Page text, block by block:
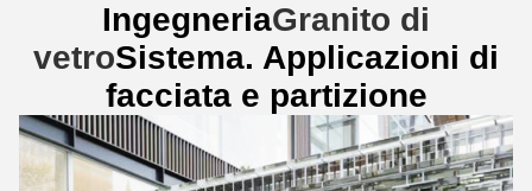
IngegneriaGranito di
vetroSistema. Applicazioni di
facciata e partizione